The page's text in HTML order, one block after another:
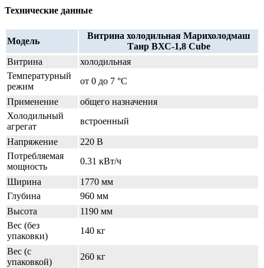
Технические данные
Модель
Витрина холодильная Марихолодмаш
Таир ВХС-1,8 Cube
Витрина
холодильная
Температурный
режим
от 0 до 7 °C
Применение
общего назначения
Холодильный
агрегат
встроенный
Напряжение
220 В
Потребляемая
мощность
0.31 кВт/ч
Ширина
1770 мм
Глубина
960 мм
Высота
1190 мм
Вес (без
упаковки)
140 кг
Вес (с
упаковкой)
260 кг